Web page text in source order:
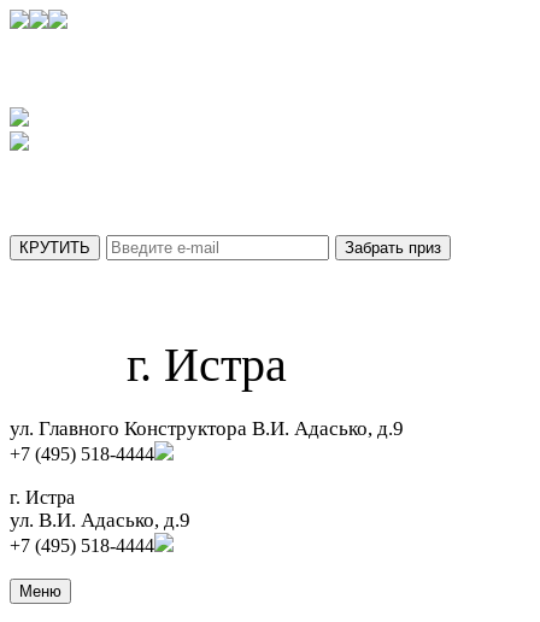
г. Истра
ул. Главного Конструктора В.И. Адасько, д.9
+7 (495) 518-4444
г. Истра
ул. В.И. Адасько, д.9
+7 (495) 518-4444
Меню